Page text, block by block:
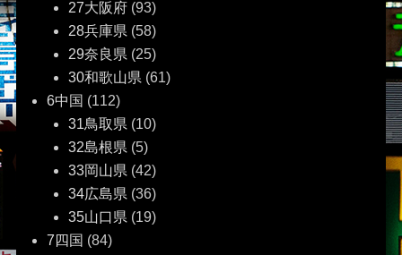
27大阪府(93)
28兵庫県(58)
29奈良県(25)
30和歌山県(61)
6中国 (112)
31鳥取県(10)
32島根県(5)
33岡山県(42)
34広島県(36)
35山口県(19)
7四国 (84)